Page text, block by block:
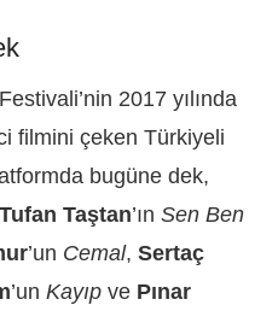
2017 yılında
filmini çeken Türkiyeli
bugüne dek,
Tufan Taştan’ın Sen Ben
’un Cemal, Sertaç
’un Kayıp ve Pınar